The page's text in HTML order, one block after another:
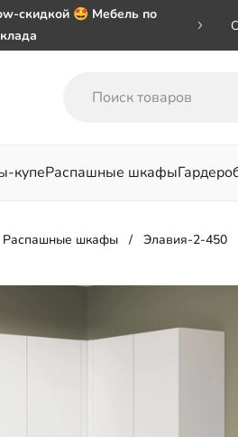
скидкой 🤩 Мебель по
переехал на номер
купеРаспашные шкафы
Для спальни
Распашные шкафы Элавия-2-450